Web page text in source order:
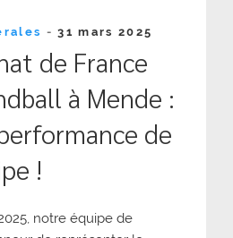
-Publié
31 mars 2025
de France
à Mende :
de
!
notre équipe de